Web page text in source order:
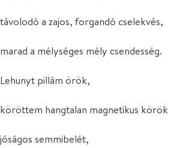
távolodó a zajos, forgandó cselekvés,
marad a mélységes mély csendesség.
Lehunyt pillám örök,
köröttem hangtalan magnetikus körök
jóságos semmibelét,